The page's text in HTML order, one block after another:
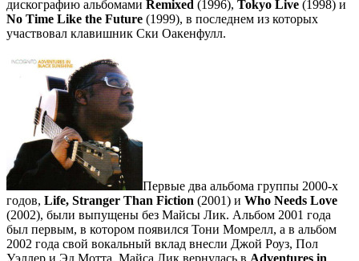
дискографию альбомами Remixed (1996), Tokyo Live (1998) и
No Time Like the Future (1999), в последнем из которых
участвовал клавишник Ски Оакенфулл.
Первые два альбома группы 2000-х
годов, Life, Stranger Than Fiction (2001) и Who Needs Love
(2002), были выпущены без Майсы Лик. Альбом 2001 года
был первым, в котором появился Тони Момрелл, а в альбом
2002 года свой вокальный вклад внесли Джой Роуз, Пол
Уэллер и Эд Мотта. Майса Лик вернулась в Adventures in